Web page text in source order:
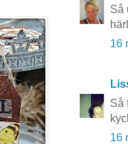
Så
16
Så
16